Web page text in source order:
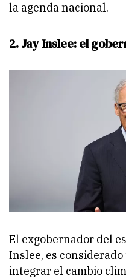
la agenda nacional.
2. Jay Inslee: el
El exgobernador del
Inslee, es
integrar el cambio